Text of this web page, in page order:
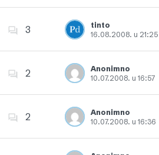
Dodajte u favorite
3
tinto
16.08.2008. u 21:25
Dodajte u favorite
2
Anonimno
10.07.2008. u 16:57
Dodajte u favorite
2
Anonimno
10.07.2008. u 16:36
Dodajte u favorite